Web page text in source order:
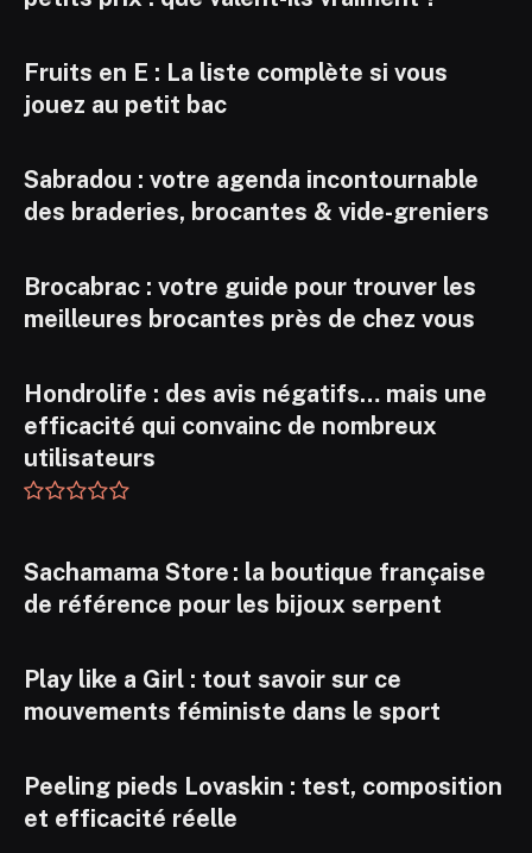
Fruits en E : La liste complète si vous
jouez au petit bac
Sabradou : votre agenda incontournable
des braderies, brocantes & vide-greniers
Brocabrac : votre guide pour trouver les
meilleures brocantes près de chez vous
Hondrolife : des avis négatifs… mais une
efficacité qui convainc de nombreux
utilisateurs
Sachamama Store : la boutique française
de référence pour les bijoux serpent
Play like a Girl : tout savoir sur ce
mouvements féministe dans le sport
Peeling pieds Lovaskin : test, composition
et efficacité réelle